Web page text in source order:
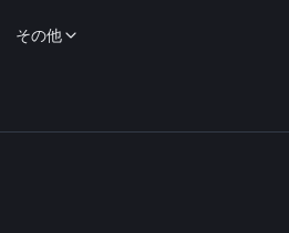
その他